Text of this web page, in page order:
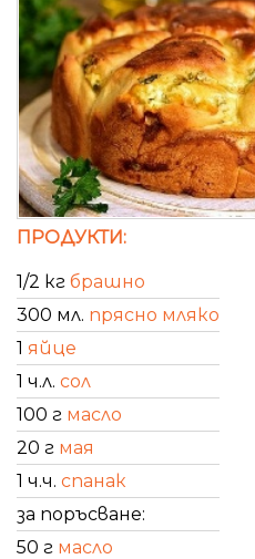
ПРОДУКТИ:
1/2 кг брашно
300 мл. прясно мляко
1 яйце
1 ч.л. сол
100 г масло
20 г мая
1 ч.ч. спанак
за поръсване:
50 г масло